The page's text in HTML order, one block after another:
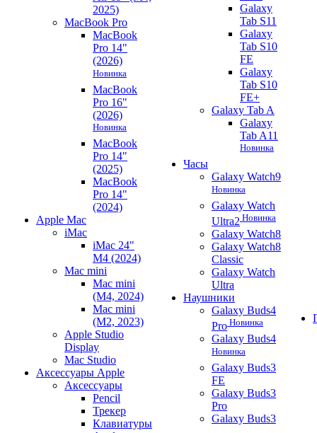
2025)
MacBook Pro
MacBook
Pro 14"
(2026)
Новинка
MacBook
Pro 16"
(2026)
Новинка
MacBook
Pro 14"
(2025)
MacBook
Pro 14"
(2024)
Apple Mac
iMac
iMac 24"
M4 (2024)
Mac mini
Mac mini
(M4, 2024)
Mac mini
(M2, 2023)
Apple Studio
Display
Mac Studio
Аксессуары Apple
Аксессуары
Pencil
Трекер
Клавиатуры
Galaxy
Tab S11
Galaxy
Tab S10
FE
Galaxy
Tab S10
FE+
Galaxy Tab A
Galaxy
Tab A11
Новинка
Часы
Galaxy Watch9
Новинка
Galaxy Watch
Ultra2 Новинка
Galaxy Watch8
Galaxy Watch8
Classic
Galaxy Watch
Ultra
Наушники
Galaxy Buds4
Pro Новинка
Galaxy Buds4
Новинка
Galaxy Buds3
FE
Galaxy Buds3
Pro
Galaxy Buds3